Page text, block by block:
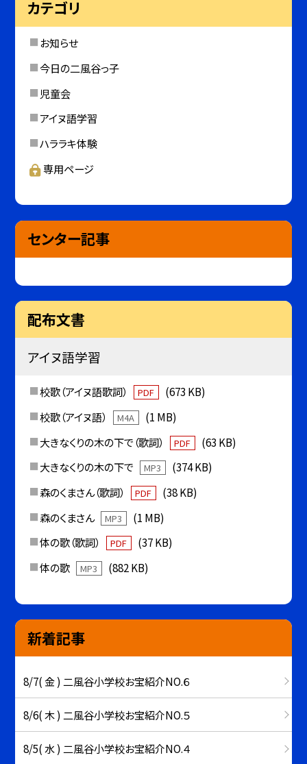
カテゴリ
お知らせ
今日の二風谷っ子
児童会
アイヌ語学習
ハララキ体験
専用ページ
センター記事
配布文書
アイヌ語学習
校歌（アイヌ語歌詞） PDF
(673 KB)
校歌（アイヌ語）
M4A
(1 MB)
大きなくりの木の下で（歌詞）
PDF
(63 KB)
大きなくりの木の下で
MP3
(374 KB)
森のくまさん（歌詞）
PDF
(38 KB)
森のくまさん
MP3
(1 MB)
体の歌（歌詞）
PDF
(37 KB)
体の歌
MP3 (882 KB)
新着記事
8/7( 金 ) 二風谷小学校お宝紹介NO.６
8/6( 木 ) 二風谷小学校お宝紹介NO.５
8/5( 水 ) 二風谷小学校お宝紹介NO.４